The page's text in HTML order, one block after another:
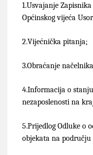
1.Usvajanje
Općinskog vijeća
2.Vijećnička pitanja;
3.Obraćanje načelnika
4.Informacija o
nezaposlenosti na
5.Prijedlog Odluke o
objekata na području